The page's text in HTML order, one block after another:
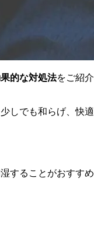
的な対処法をご紹介
しでも和らげ、快適
することがおすすめ